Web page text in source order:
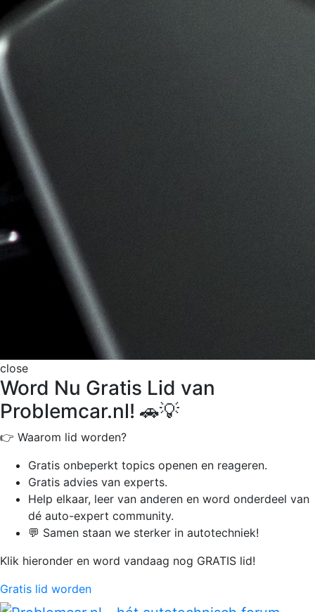
close
Word Nu Gratis Lid van
Problemcar.nl! 🚗💡
👉 Waarom lid worden?
Gratis onbeperkt topics openen en reageren.
Gratis advies van experts.
Help elkaar, leer van anderen en word onderdeel van
dé auto-expert community.
💬 Samen staan we sterker in autotechniek!
Klik hieronder en word vandaag nog GRATIS lid!
Gratis lid worden